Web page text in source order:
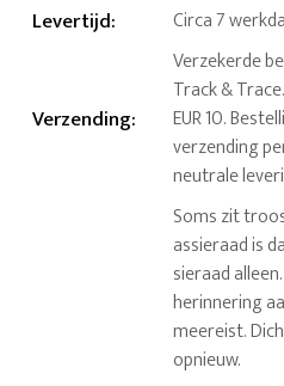
Levertijd: Circa 7
Verzending:
Verzekerde
Track &
EUR 10.
verzending
neutrale
Soms zit
assieraad is
sieraad
herinnering
meereist.
opnieuw.